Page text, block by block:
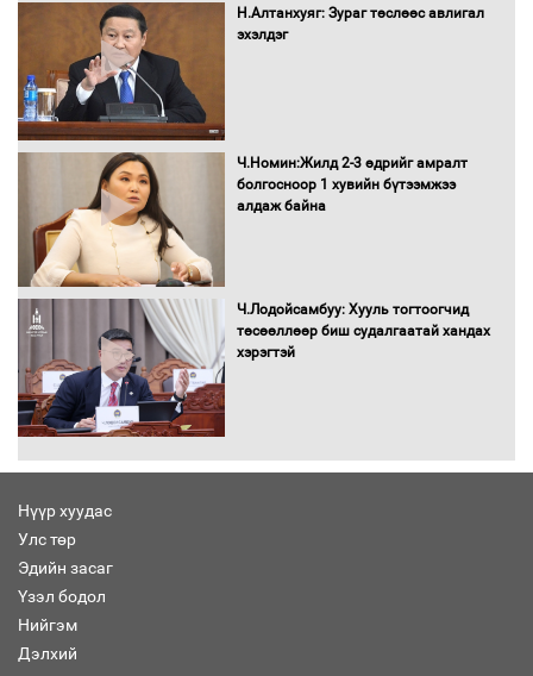
Н.Алтанхуяг: Зураг төслөөс авлигал
эхэлдэг
Ч.Номин:Жилд 2-3 өдрийг амралт
болгосноор 1 хувийн бүтээмжээ
алдаж байна
Ч.Лодойсамбуу: Хууль тогтоогчид
төсөөллөөр биш судалгаатай хандах
хэрэгтэй
Нүүр хуудас
Улс төр
Эдийн засаг
Үзэл бодол
Нийгэм
Дэлхий